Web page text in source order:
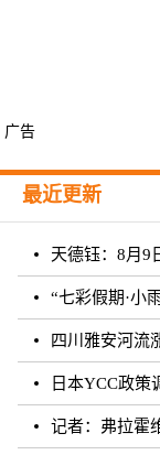
广告
最近更新
天德钰：8月9日融
“七彩假期·小
四川雅安河流
日本YCC政策调
记者：弗拉霍